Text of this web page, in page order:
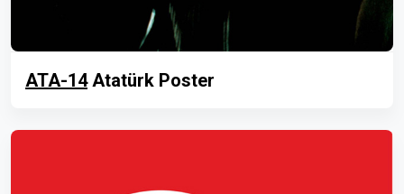
ATA-14Atatürk Poster